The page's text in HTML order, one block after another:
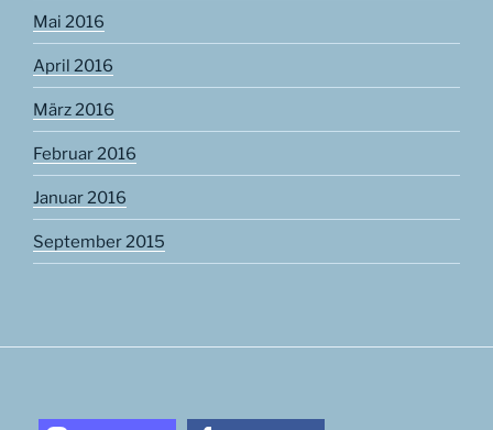
Mai 2016
April 2016
März 2016
Februar 2016
Januar 2016
September 2015